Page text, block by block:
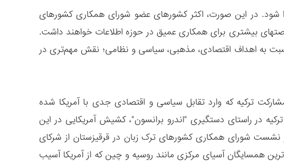
شود. در این صورت، اکثر کشورهای عضو شورای همکاری کشورهای
بیشتری برای همکاری عمیق در حوزه اطلاعات خواهند داشت.
به اهداف اقتصادی، مذهبی، سیاسی و نظامی؛ نقش مهم‌تری در
ترکیه که وارد تقابل سیاسی و اقتصادی جدی با آمریکا شده
در راستای دستگیری "اندرو برانسون"، کشیش آمریکایی در این
نشست شورای همکاری کشورهای ترک زبان در قرقیزستان از شرکای
همسایگان آسیای مرکزی مانند روسیه و چین که از آمریکا آسیب